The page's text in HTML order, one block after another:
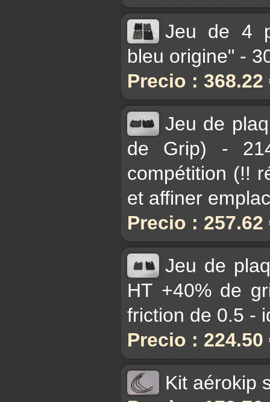
Jeu de 4
bleu origine" -
Precio : 368.22
Jeu de
de Grip) -
compétition (!!
et affiner
Precio : 257.62
Jeu de
HT +40% de
friction de 0.5 -
Precio : 224.50
Kit aérokip